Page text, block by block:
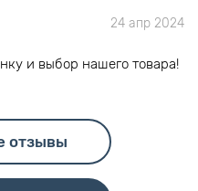
24 апр 2024
и выбор нашего товара!
отзывы